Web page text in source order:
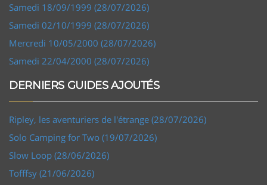
Samedi 18/09/1999 (28/07/2026)
Samedi 02/10/1999 (28/07/2026)
Mercredi 10/05/2000 (28/07/2026)
Samedi 22/04/2000 (28/07/2026)
DERNIERS GUIDES AJOUTÉS
Ripley, les aventuriers de l'étrange (28/07/2026)
Solo Camping for Two (19/07/2026)
Slow Loop (28/06/2026)
Tofffsy (21/06/2026)